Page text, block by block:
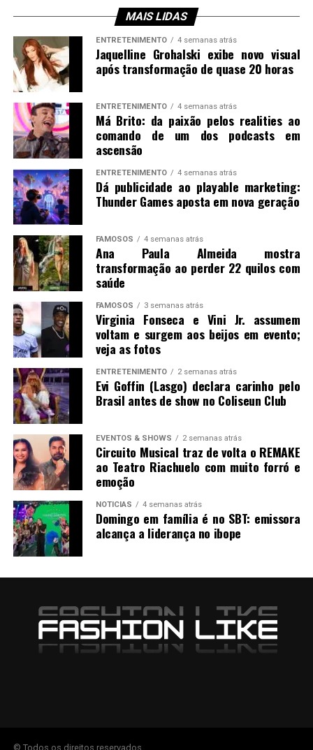
MAIS LIDAS
ENTRETENIMENTO 4 semanas atrás
Jaquelline Grohalski exibe novo visual
após transformação de quase 20 horas
ENTRETENIMENTO 4 semanas atrás
Má Brito: da paixão pelos realities ao
comando de um dos podcasts em
ascensão
ENTRETENIMENTO 4 semanas atrás
Dá publicidade ao playable marketing:
Thunder Games aposta em nova geração
FAMOSOS 4 semanas atrás
Ana Paula Almeida mostra
transformação ao perder 22 quilos com
saúde
FAMOSOS 3 semanas atrás
Virginia Fonseca e Vini Jr. assumem
voltam e surgem aos beijos em evento;
veja as fotos
ENTRETENIMENTO 2 semanas atrás
Evi Goffin (Lasgo) declara carinho pelo
Brasil antes de show no Coliseun Club
EVENTOS & SHOWS 2 semanas atrás
Circuito Musical traz de volta o REMAKE
ao Teatro Riachuelo com muito forró e
emoção
NOTICIAS 4 semanas atrás
Domingo em família é no SBT: emissora
alcança a liderança no ibope
© Todos os direitos reservados.